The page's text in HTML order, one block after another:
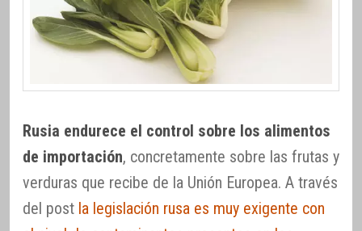
Rusia endurece el control sobre los alimentos
de importación, concretamente sobre las frutas y
verduras que recibe de la Unión Europea. A través
del post la legislación rusa es muy exigente con